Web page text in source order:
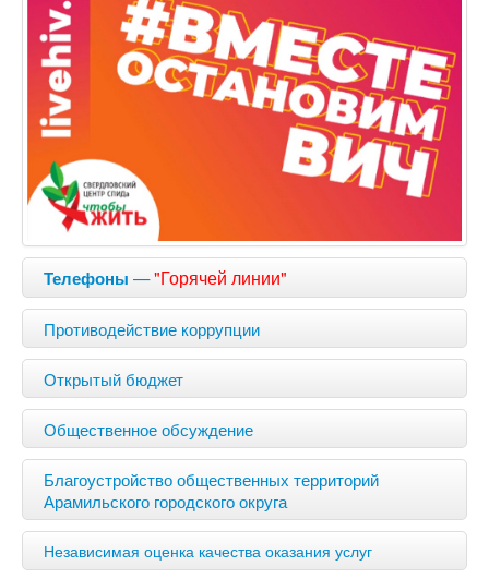
Телефоны —"Горячей линии"
Противодействие коррупции
Открытый бюджет
Общественное обсуждение
Благоустройство общественных территорий
Арамильского городского округа
Независимая оценка качества оказания услуг